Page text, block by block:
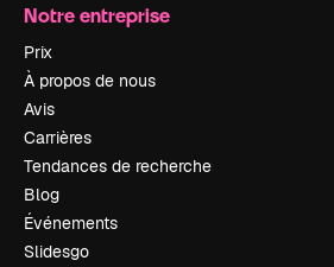
Notre entreprise
Prix
À propos de nous
Avis
Carrières
Tendances de recherche
Blog
Événements
Slidesgo